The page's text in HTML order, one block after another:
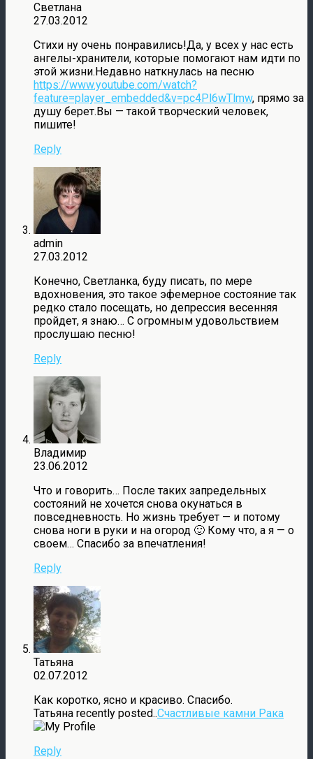
Светлана
27.03.2012
Стихи ну очень понравились!Да, у всех у нас есть
ангелы-хранители, которые помогают нам идти по
этой жизни.Недавно наткнулась на песню
https://www.youtube.com/watch?
feature=player_embedded&v=pc4Pl6wTlmw, прямо за
душу берет.Вы — такой творческий человек,
пишите!
Reply
admin
27.03.2012
Конечно, Светланка, буду писать, по мере
вдохновения, это такое эфемерное состояние так
редко стало посещать, но депрессия весенняя
пройдет, я знаю… С огромным удовольствием
прослушаю песню!
Reply
Владимир
23.06.2012
Что и говорить… После таких запредельных
состояний не хочется снова окунаться в
повседневность. Но жизнь требует — и потому
снова ноги в руки и на огород 🙂 Кому что, а я — о
своем… Спасибо за впечатления!
Reply
Татьяна
02.07.2012
Как коротко, ясно и красиво. Спасибо.
Татьяна recently posted..Счастливые камни Рака
Reply